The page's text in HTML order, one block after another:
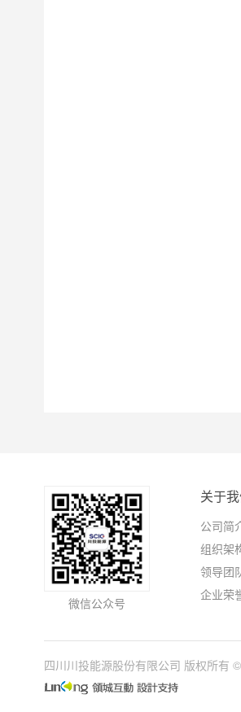
微信公众号
关于
公司简
组织架
领导团
企业荣
四川川投能源股份有限公司 版权所有